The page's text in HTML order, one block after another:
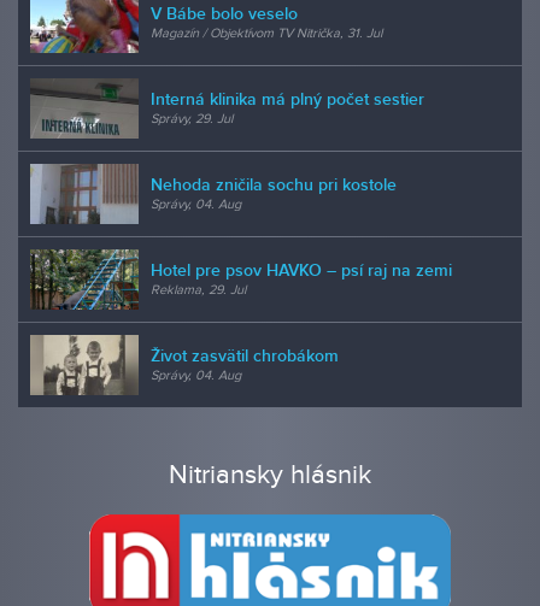
V Bábe bolo veselo
Magazín / Objektívom TV Nitrička, 31. Jul
Interná klinika má plný počet sestier
Správy, 29. Jul
Nehoda zničila sochu pri kostole
Správy, 04. Aug
Hotel pre psov HAVKO – psí raj na zemi
Reklama, 29. Jul
Život zasvätil chrobákom
Správy, 04. Aug
Nitriansky hlásnik